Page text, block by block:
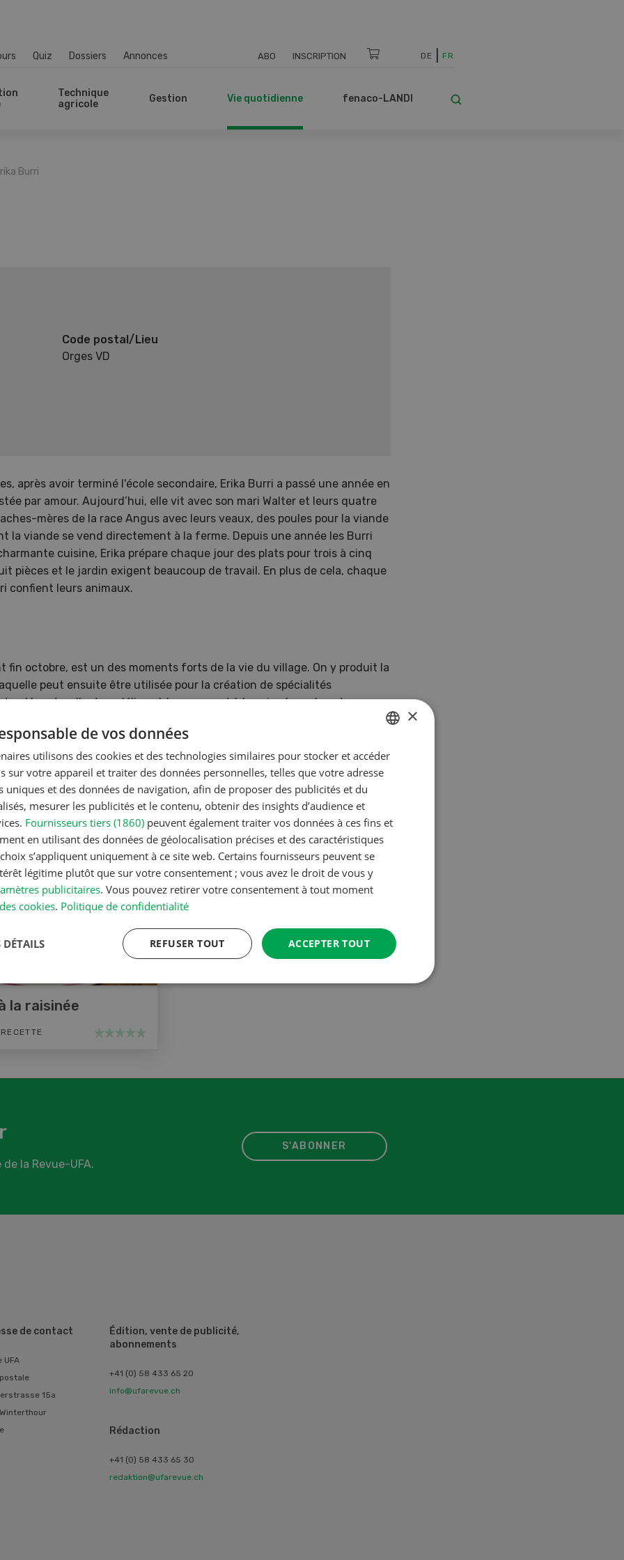
Quiz Dossiers Annonces ABO INSCRIPTION DE FR
Technique
agricole
Gestion Vie quotidienne fenaco-LANDI
Burri
Code postal/Lieu
Orges VD
après avoir terminé l'école secondaire, Erika Burri a passé une année en
par amour. Aujourd’hui, elle vit avec son mari Walter et leurs quatre
mères de la race Angus avec leurs veaux, des poules pour la viande
viande se vend directement à la ferme. Depuis une année les Burri
cuisine, Erika prépare chaque jour des plats pour trois à cinq
pièces et le jardin exigent beaucoup de travail. En plus de cela, chaque
confient leurs animaux.
octobre, est un des moments forts de la vie du village. On y produit la
peut ensuite être utilisée pour la création de spécialités
déguster d'autres délices à la pomme et à la poire. Lors de cet
des gâteaux, des tresses et des pains. Elle aime aussi participer aux
a été la présidente pendant six ans. En ce moment Erika est aussi
de tempérament.
la raisinée
la Revue-UFA.
S'ABONNER
de contact
UFA
15a
Édition, vente de publicité,
abonnements
+41 (0) 58 433 65 20
info@ufarevue.ch
Rédaction
+41 (0) 58 433 65 30
redaktion@ufarevue.ch
GERMAN
FRENCH
×
de vos données
utilisons des cookies et des technologies similaires pour stocker et accéder
sur votre appareil et traiter des données personnelles, telles que votre adresse
uniques et des données de navigation, afin de proposer des publicités et du
mesurer les publicités et le contenu, obtenir des insights d’audience et
Fournisseurs tiers (1860) peuvent également traiter vos données à ces fins et
en utilisant des données de géolocalisation précises et des caractéristiques
s’appliquent uniquement à ce site web. Certains fournisseurs peuvent se
légitime plutôt que sur votre consentement ; vous avez le droit de vous y
publicitaires. Vous pouvez retirer votre consentement à tout moment
cookies. Politique de confidentialité
ACCEPTER TOUT
REFUSER TOUT
DÉTAILS